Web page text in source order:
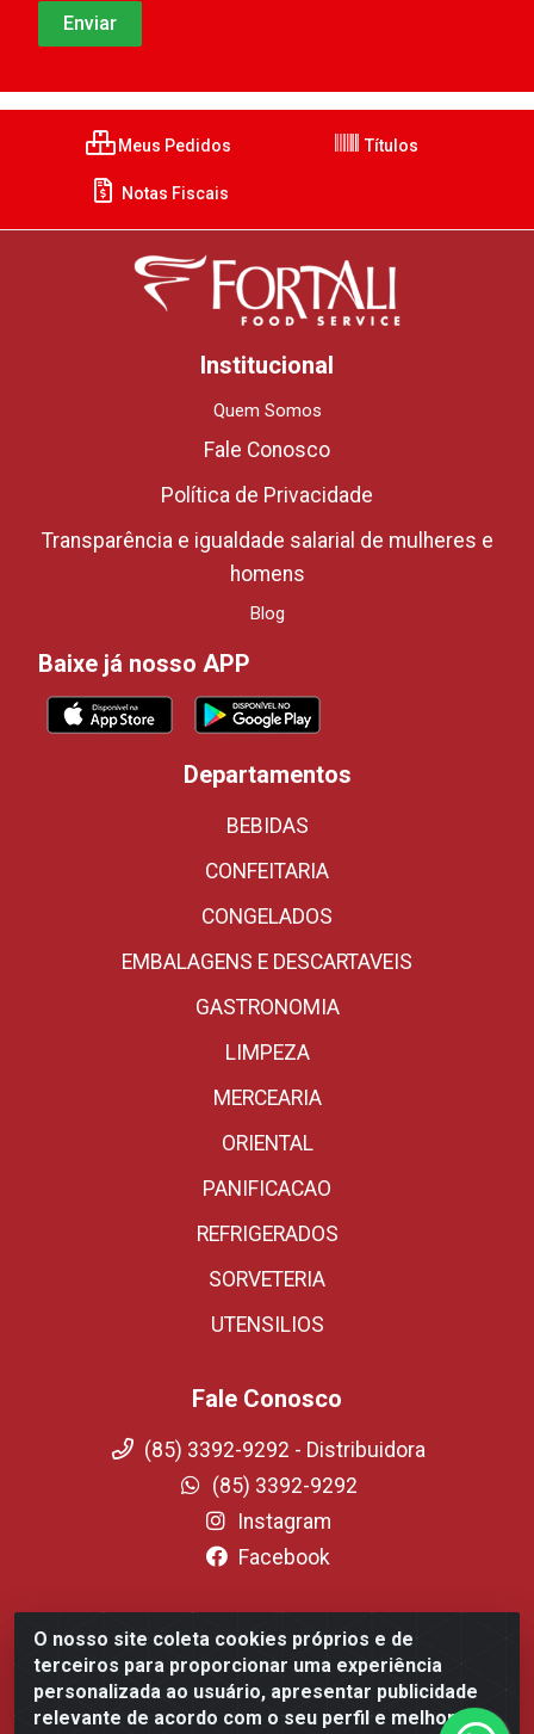
O nosso site coleta cookies próprios e de
terceiros para proporcionar uma experiência
personalizada ao usuário, apresentar publicidade
relevante de acordo com o seu perfil e melhorar a
Meus Pedidos Títulos
Notas Fiscais
Institucional
Quem Somos
Fale Conosco
Política de Privacidade
Transparência e igualdade salarial de mulheres e
homens
Blog
Baixe já nosso APP
Departamentos
BEBIDAS
CONFEITARIA
CONGELADOS
EMBALAGENS E DESCARTAVEIS
GASTRONOMIA
LIMPEZA
MERCEARIA
ORIENTAL
PANIFICACAO
REFRIGERADOS
SORVETERIA
UTENSILIOS
Fale Conosco
(85) 3392-9292 - Distribuidora
(85) 3392-9292
Instagram
Facebook
Fortali Distribuidora de Alimentos LTDA - Avenida
Tomaz Coelho, 1268 - Messejana, Fortaleza/CE - CEP
60.863-254- CNPJ 09.317.318.0001-75